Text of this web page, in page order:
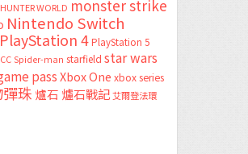
WORLD monster strike
Nintendo Switch
PlayStation 4 PlayStation 5
Spider-man starfield star wars
passXbox One xbox series
珠 爐石 爐石戰記艾爾登法環